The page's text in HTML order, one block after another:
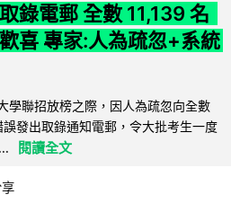
錄電郵 全數 11,139 名
喜 專家:人為疏忽+系統
學聯招放榜之際，因人為疏忽向全數
發出取錄通知電郵，令大批考生一度
閱讀全文